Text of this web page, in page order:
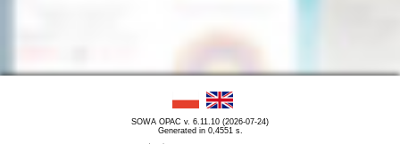
SOWA OPAC v. 6.11.10 (2026-07-24)
Generated in 0,4551 s.